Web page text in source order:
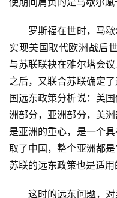
罗斯福在世时，马歇
实现美国取代欧洲战后
与苏联联袂在雅尔塔会
之后，又联合苏联确定
国远东政策分析说：美
洲部分，亚洲部分，美
是亚洲的重心，是一个
取了中国，整个亚洲都
苏联的远东政策也是适用
这时的远东问题，对